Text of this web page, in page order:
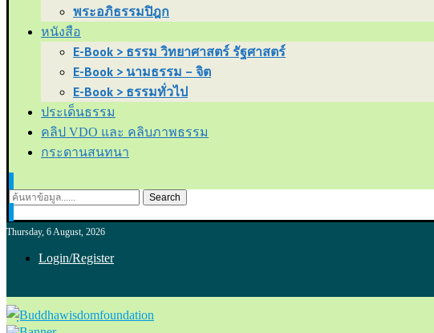
พระอภิธรรมปิฎก
หนังสือ
E-Book > ธรรม วิทยาศาสตร์ รัฐศาสตร์
E-Book > นามธรรม – จิต
E-Book > ธรรมทั่วไป
ประเด็นธรรม
คลิป VDO และ คลิบภาพธรรม
กระดานสนทนา
Search
Thursday, 6 August, 2026
Login/Register